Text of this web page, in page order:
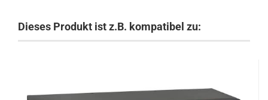
Dieses Produkt ist z.B. kompatibel zu: